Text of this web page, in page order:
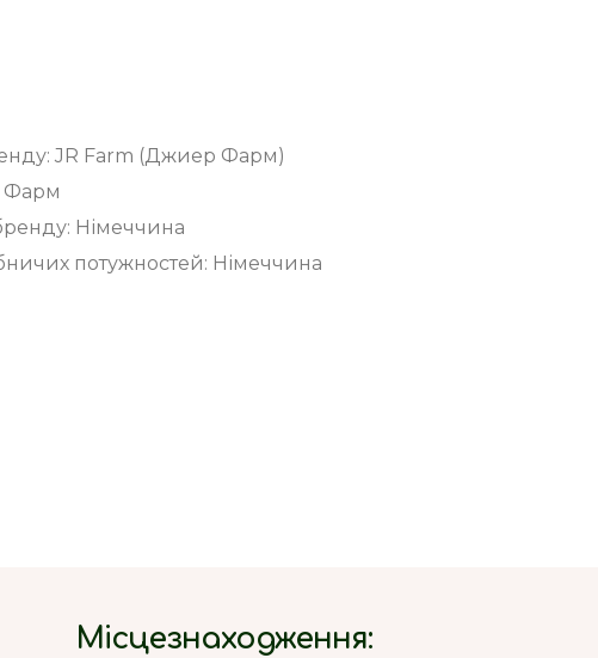
JR Farm (Джиер Фарм)
Фарм
Німеччина
потужностей: Німеччина
Місцезнаходження: